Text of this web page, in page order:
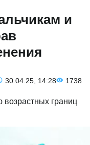
и
30.04.25, 14:28 1738
границ